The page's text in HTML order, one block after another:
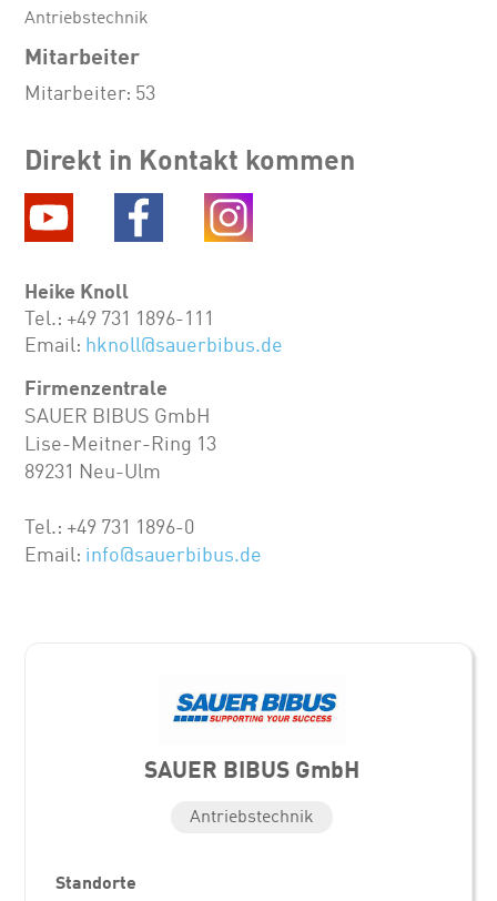
Antriebstechnik
Mitarbeiter
Mitarbeiter: 53
Direkt in Kontakt kommen
Heike Knoll
Tel.: +49 731 1896-111
Email: hknoll@sauerbibus.de
Firmenzentrale
SAUER BIBUS GmbH
Lise-Meitner-Ring 13
89231 Neu-Ulm
Tel.: +49 731 1896-0
Email: info@sauerbibus.de
SAUER BIBUS GmbH
Antriebstechnik
Standorte